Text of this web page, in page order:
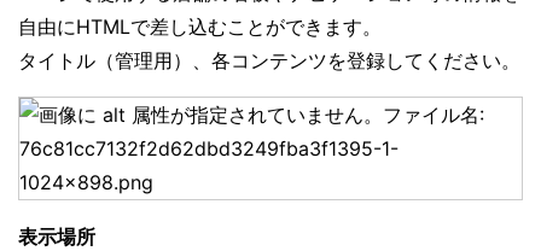
自由にHTMLで差し込むことができます。
タイトル（管理用）、各コンテンツを登録してください。
表示場所